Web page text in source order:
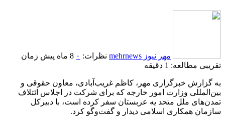
مهر نیوز mehrnews نظرات: ۰ 8 ماه پیش
زمان
تقریبی مطالعه: 1 دقیقه
به گزارش خبرگزاری مهر، کاظم غریب‌آبادی، معاون حقوقی و
بین‌المللی وزارت امور خارجه که برای شرکت در اجلاس ائتلاف
تمدن‌های ملل متحد یه عربستان سفر کرده است، با دبیرکل
سازمان همکاری اسلامی دیدار و گفت‌وگو کرد.